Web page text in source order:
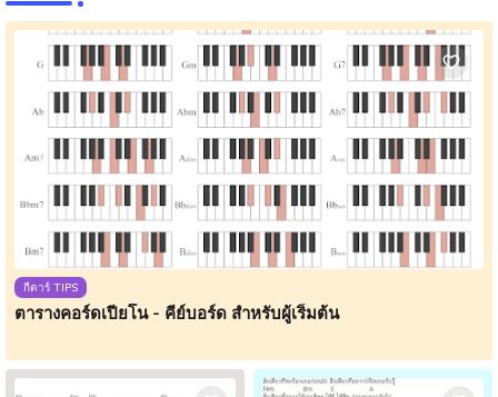
กีตาร์ TIPS
ตารางคอร์ดเปียโน - คีย์บอร์ด สำหรับผู้เริ่มต้น